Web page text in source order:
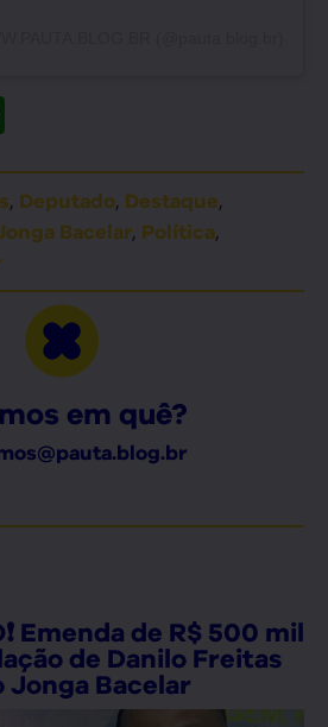
, Deputado, Destaque,
Bacelar, Política,
em quê?
Emenda de R$ 500 mil
de Danilo Freitas
Bacelar